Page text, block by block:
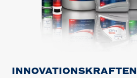
INNOVATIONSKRAFTEN